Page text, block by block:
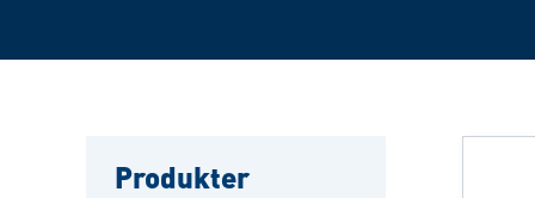
Produkter